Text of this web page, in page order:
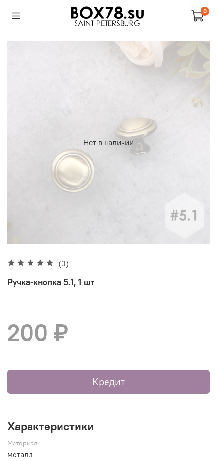
0
Нет в наличии
(0)
Ручка-кнопка 5.1, 1 шт
200 ₽
Кредит
Характеристики
Материал
металл